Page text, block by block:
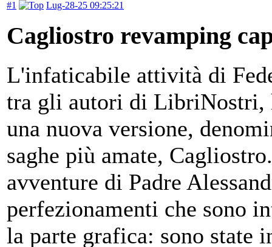
#1 Lug-28-25 09:25:21
Cagliostro revamping
L'infaticabile attività di
tra gli autori di LibriNostri,
una nuova versione,
saghe più amate,
avventure di Padre
perfezionamenti che sono
la parte grafica: sono state